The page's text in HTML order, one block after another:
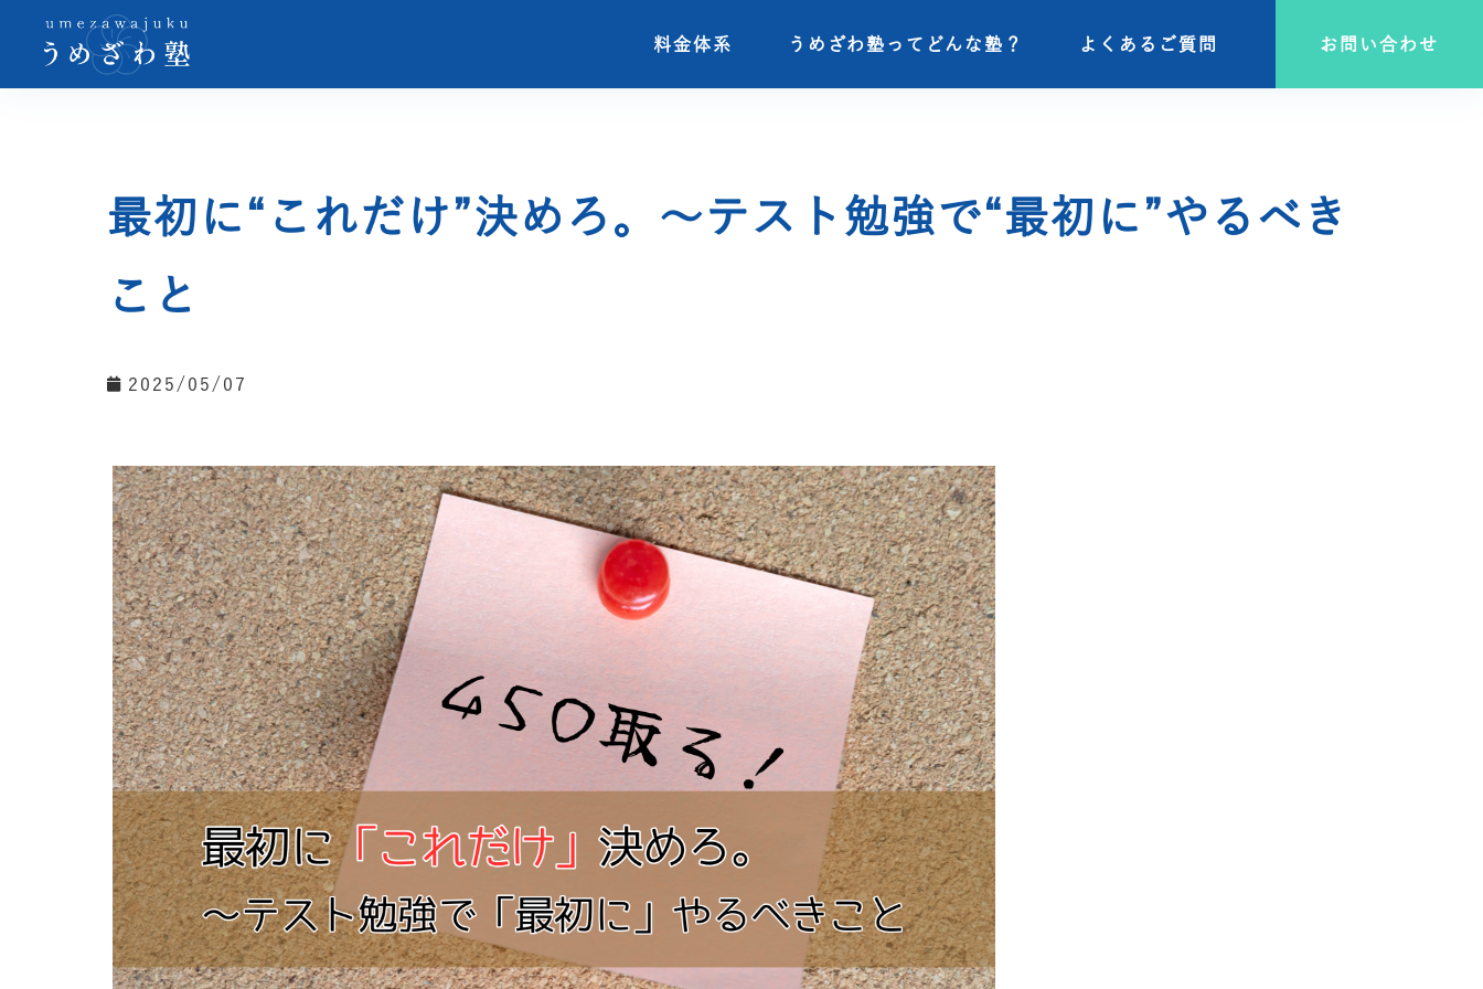
料金体系 うめざわ塾ってどんな塾？ よくあるご質問 お問い合わせ
料金体系 うめざわ塾ってどんな塾？ よくあるご質問 お問い合わせ
最初に“これだけ”決めろ。～テスト勉強で“最初に”やるべき
こと
2025/05/07